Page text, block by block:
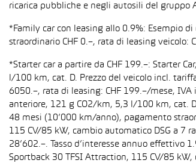
ricarica pubbliche e negli autosili del gruppo
*Family car con leasing allo 0.9%: Esempio
straordinario CHF 0.–, rata di leasing veicolo:
*Starter car a partire da CHF 199.–: Starter
l/100 km, cat. D. Prezzo del veicolo incl.
6050.–, rata di leasing: CHF 199.–/mese,
anteriore, 121 g CO2/km, 5,3 l/100 km, cat.
48 mesi (10’000 km/anno), pagamento
115 CV/85 kW, cambio automatico DSG a 7
28’602.–. Tasso d’interesse annuo effettivo
Sportback 30 TFSI Attraction, 115 CV/85